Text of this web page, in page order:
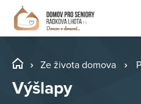
Ze života domova
Výšlapy